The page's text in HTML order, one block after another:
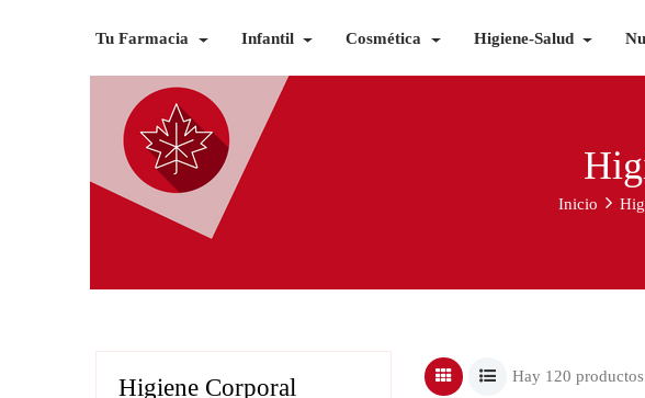
Tu Farmacia Infantil Cosmética Higiene-Salud
Inicio
Higiene Corporal Hay 120